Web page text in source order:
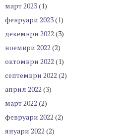
март 2023(1)
февруари 2023(1)
декември 2022 (3)
ноември 2022 (2)
октомври 2022 (1)
септември 2022 (2)
април 2022 (3)
март 2022 (2)
февруари 2022 (2)
януари 2022 (2)